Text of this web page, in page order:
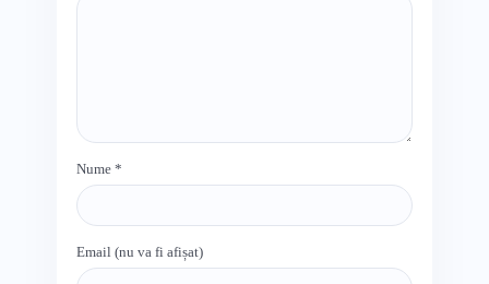
Nume *
Email (nu va fi afișat)